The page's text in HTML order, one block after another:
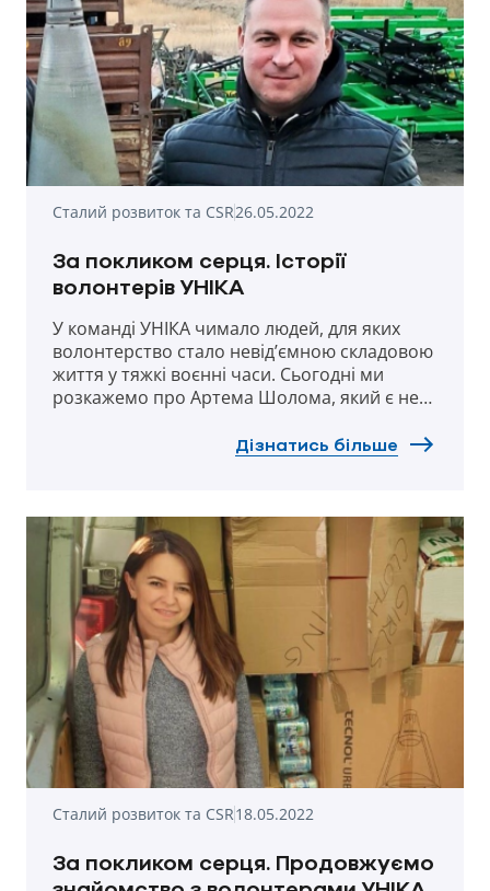
Сталий розвиток та CSR26.05.2022
За покликом серця. Історії
волонтерів УНІКА
У команді УНІКА чимало людей, для яких
волонтерство стало невід’ємною складовою
життя у тяжкі воєнні часи. Сьогодні ми
розкажемо про Артема Шолома, який є не
Рівному, але й одним з найдосвідченіших
Дізнатись більше
Сталий розвиток та CSR18.05.2022
За покликом серця. Продовжуємо